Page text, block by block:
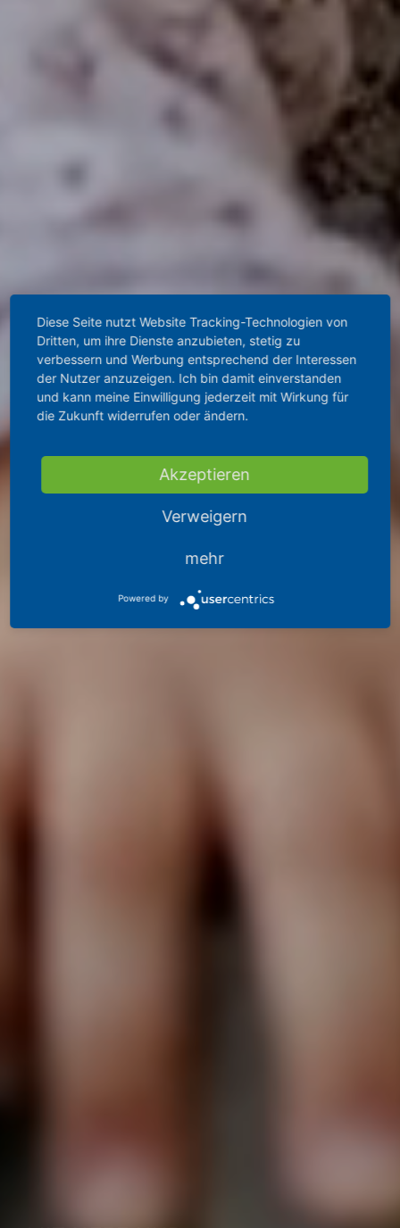
Diese Seite nutzt Website Tracking-Technologien von
Dritten, um ihre Dienste anzubieten, stetig zu
verbessern und Werbung entsprechend der Interessen
der Nutzer anzuzeigen. Ich bin damit einverstanden
und kann meine Einwilligung jederzeit mit Wirkung für
die Zukunft widerrufen oder ändern.
Akzeptieren
Verweigern
mehr
Powered by